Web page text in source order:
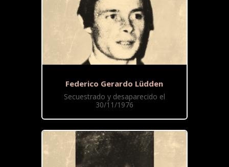
Federico Gerardo Lüdden
Secuestrado y desaparecido el
30/11/1976